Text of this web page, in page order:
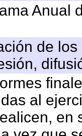
Anual
de
al
en